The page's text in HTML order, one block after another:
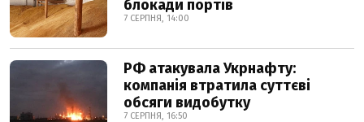
блокади портів
7 СЕРПНЯ, 14:00
РФ атакувала Укрнафту:
компанія втратила суттєві
обсяги видобутку
7 СЕРПНЯ, 16:50